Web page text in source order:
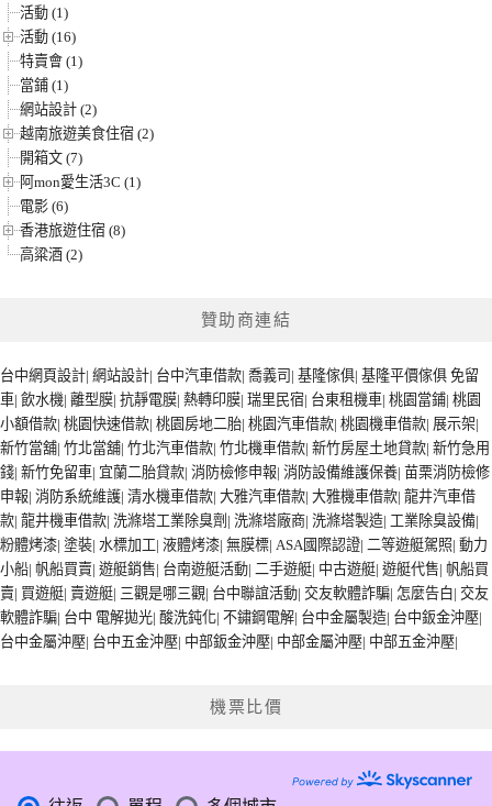
活動 (1)
活動 (16)
特賣會 (1)
當鋪 (1)
網站設計 (2)
越南旅遊美食住宿 (2)
開箱文 (7)
阿mon愛生活3C (1)
電影 (6)
香港旅遊住宿 (8)
高粱酒 (2)
贊助商連結
台中網頁設計| 網站設計| 台中汽車借款| 喬義司 | 基隆傢俱| 基隆平價傢俱 免留
車| 飲水機| 離型膜| 抗靜電膜| 熱轉印膜| 瑞里民宿| 台東租機車| 桃園當鋪| 桃園
小額借款| 桃園快速借款| 桃園房地二胎| 桃園汽車借款| 桃園機車借款| 展示架|
新竹當舖| 竹北當舖| 竹北汽車借款| 竹北機車借款| 新竹房屋土地貸款| 新竹急用
錢| 新竹免留車| 宜蘭二胎貸款| 消防檢修申報| 消防設備維護保養| 苗栗消防檢修
申報| 消防系統維護| 清水機車借款| 大雅汽車借款| 大雅機車借款| 龍井汽車借
款| 龍井機車借款| 洗滌塔工業除臭劑 | 洗滌塔廠商| 洗滌塔製造| 工業除臭設備|
粉體烤漆| 塗裝| 水標加工| 液體烤漆| 無膜標| ASA國際認證| 二等遊艇駕照| 動力
小船| 帆船買賣| 遊艇銷售| 台南遊艇活動| 二手遊艇| 中古遊艇| 遊艇代售| 帆船買
賣| 買遊艇| 賣遊艇| 三觀是哪三觀| 台中聯誼活動| 交友軟體詐騙| 怎麼告白| 交友
軟體詐騙| 台中 電解拋光| 酸洗鈍化| 不鏽鋼電解| 台中金屬製造| 台中鈑金沖壓|
台中金屬沖壓| 台中五金沖壓| 中部鈑金沖壓| 中部金屬沖壓| 中部五金沖壓|
機票比價